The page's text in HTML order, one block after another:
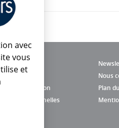
Nous
d'utilisation
Plan
personnelles
avec
vous
et